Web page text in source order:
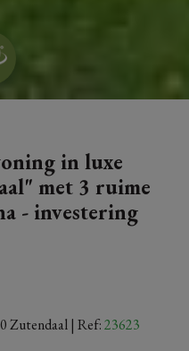
in luxe
met 3 ruime
- investering
Zutendaal | Ref:23623